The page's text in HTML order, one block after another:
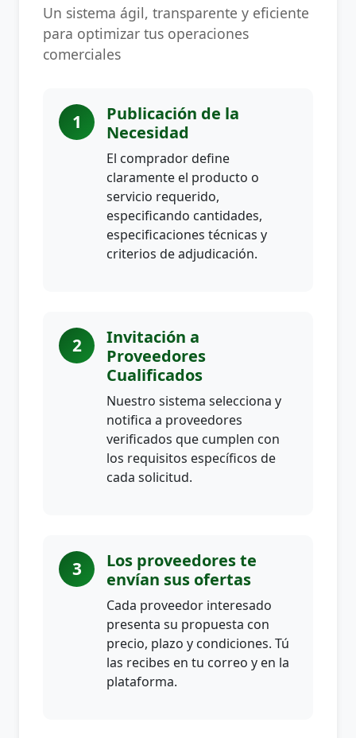
Un sistema ágil, transparente y eficiente
para optimizar tus operaciones
comerciales
1
Publicación de la
Necesidad
El comprador define
claramente el producto o
servicio requerido,
especificando cantidades,
especificaciones técnicas y
criterios de adjudicación.
2
Invitación a
Proveedores
Cualificados
Nuestro sistema selecciona y
notifica a proveedores
verificados que cumplen con
los requisitos específicos de
cada solicitud.
3
Los proveedores te
envían sus ofertas
Cada proveedor interesado
presenta su propuesta con
precio, plazo y condiciones. Tú
las recibes en tu correo y en la
plataforma.